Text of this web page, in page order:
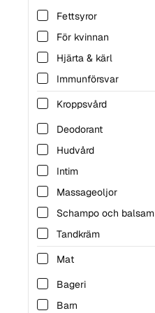
Fettsyror
För kvinnan
Hjärta & kärl
Immunförsvar
Leder & muskler
Kroppsvård
Deodorant
Hudvård
Intim
Massageoljor
Schampo och balsam
Tandkräm
Tvål och duschcreme
Mat
Bageri
Barn